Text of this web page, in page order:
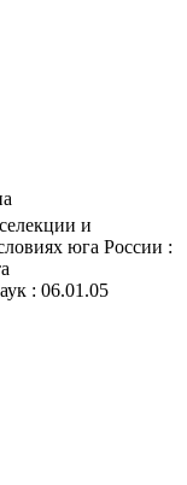
и
юга России :
: 06.01.05